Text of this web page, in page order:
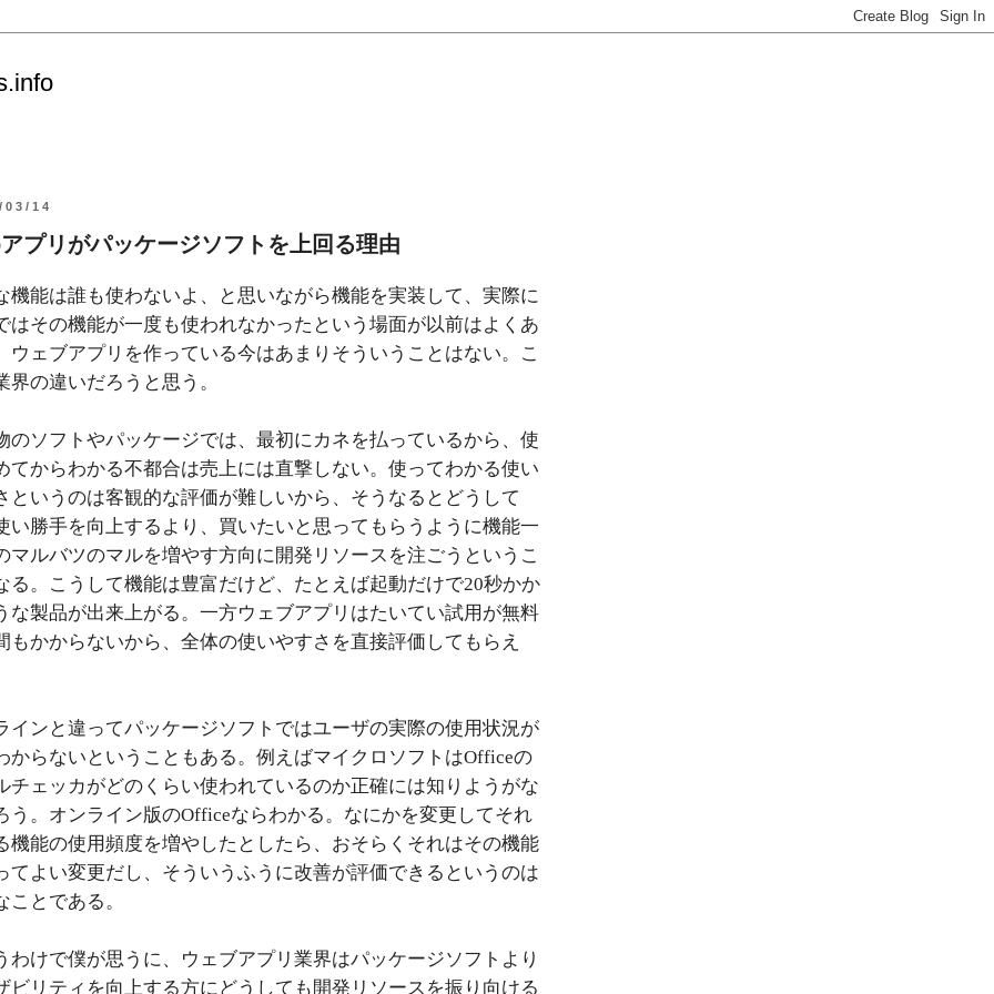
03/14
プリがパッケージソフトを上回る理由
機能は誰も使わないよ、と思いながら機能を実装して、実際に
はその機能が一度も使われなかったという場面が以前はよくあ
ウェブアプリを作っている今はあまりそういうことはない。こ
界の違いだろうと思う。
のソフトやパッケージでは、最初にカネを払っているから、使
てからわかる不都合は売上には直撃しない。使ってわかる使い
というのは客観的な評価が難しいから、そうなるとどうして
い勝手を向上するより、買いたいと思ってもらうように機能一
マルバツのマルを増やす方向に開発リソースを注ごうというこ
る。こうして機能は豊富だけど、たとえば起動だけで20秒かか
な製品が出来上がる。一方ウェブアプリはたいてい試用が無料
もかからないから、全体の使いやすさを直接評価してもらえ
インと違ってパッケージソフトではユーザの実際の使用状況が
からないということもある。例えばマイクロソフトはOfficeの
チェッカがどのくらい使われているのか正確には知りようがな
う。オンライン版のOfficeならわかる。なにかを変更してそれ
機能の使用頻度を増やしたとしたら、おそらくそれはその機能
てよい変更だし、そういうふうに改善が評価できるというのは
ことである。
わけで僕が思うに、ウェブアプリ業界はパッケージソフトより
ビリティを向上する方にどうしても開発リソースを振り向ける